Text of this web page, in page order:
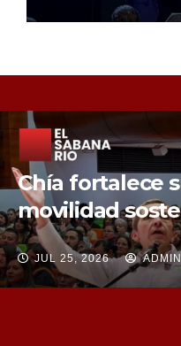
Chía fortalece
fuentes
tres nuevos
JUL 25, 2026 ADMIN